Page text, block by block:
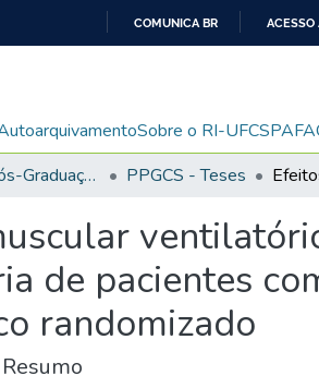
CONTEÚDO
COMUNICA BR ACESSO
Sobre o RI-UFCSPA
Programa de Pós-Graduação em Ciências da Saúde PPGCS - Teses
de pacientes
randomizado
Resumo